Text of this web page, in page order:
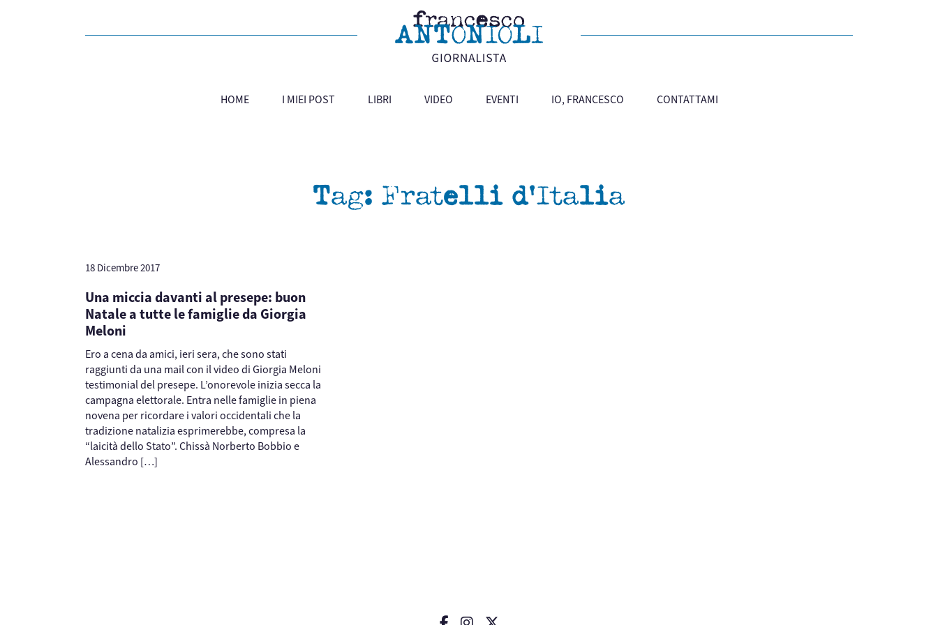
HOME I MIEI POST LIBRI VIDEO EVENTI IO, FRANCESCO CONTATTAMI
Tag: Fratelli d’Italia
18 Dicembre 2017
Una miccia davanti al presepe: buon
Natale a tutte le famiglie da Giorgia
Meloni
Ero a cena da amici, ieri sera, che sono stati
raggiunti da una mail con il video di Giorgia Meloni
testimonial del presepe. L’onorevole inizia secca la
campagna elettorale. Entra nelle famiglie in piena
novena per ricordare i valori occidentali che la
tradizione natalizia esprimerebbe, compresa la
“laicità dello Stato”. Chissà Norberto Bobbio e
Alessandro […]